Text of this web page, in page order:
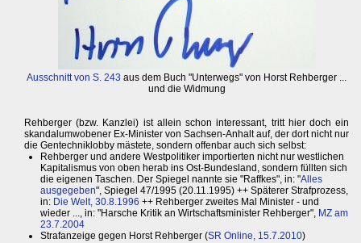
Ausschnitt von S. 243 aus dem Buch "Unterwegs" von Horst Rehberger ...
und die Widmung
Rehberger (bzw. Kanzlei) ist allein schon interessant, tritt hier doch ein
skandalumwobener Ex-Minister von Sachsen-Anhalt auf, der dort nicht nur
die Gentechniklobby mästete, sondern offenbar auch sich selbst:
Rehberger und andere Westpolitiker importierten nicht nur westlichen
Kapitalismus von oben herab ins Ost-Bundesland, sondern füllten sich
die eigenen Taschen. Der Spiegel nannte sie "Raffkes", in: "Alles
ausgegeben", Spiegel 47/1995 (20.11.1995) ++ Späterer Strafprozess,
in: Die Welt, 30.8.1996 ++ Rehberger zweites Mal Minister - und
wieder ..., in: "Harsche Kritik an Wirtschaftsminister Rehberger", MZ am
23.7.2004
Strafanzeige gegen Horst Rehberger (SR Online, 15.7.2010)